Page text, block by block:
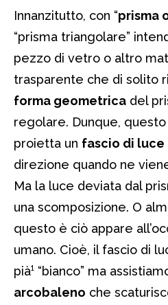
Innanzitutto, con “prisma
“prisma triangolare”
pezzo di vetro o altro
trasparente che di solito
forma geometrica del
regolare. Dunque,
proietta un fascio di luce
direzione quando ne
Ma la luce deviata dal
una scomposizione. O
questo è ciò appare
umano. Cioè, il fascio di
pià¹ “bianco” ma
arcobaleno che